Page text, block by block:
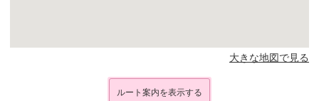
大きな地図で見る
ルート案内を表示する